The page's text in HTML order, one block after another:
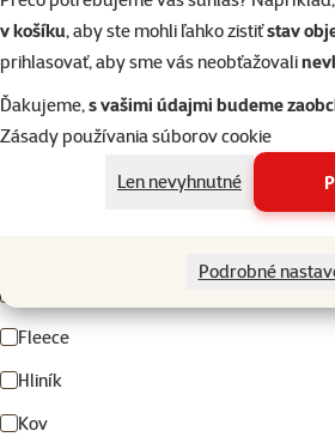
v košíku, aby ste mohli ľahko zistiťstav
prihlasovať, aby sme vás neobťažovali
Ďakujeme,s vašimi údajmi budeme
Zásady používania súborov cookie
Len nevyhnutné
Podrobné
Stredný
Obrí
Fleece
Hliník
Kov